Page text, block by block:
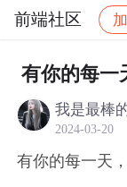
前端社区
社区 前端社
有你的每一
我是最棒
2024-03-20
有你的每一天